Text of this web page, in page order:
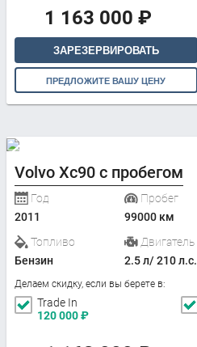
1 163 000 ₽
ЗАРЕЗЕРВИРОВАТЬ
ПРЕДЛОЖИТЕ ВАШУ ЦЕНУ
Volvo Xc90 с пробегом
Год
2011
Пробег
99000 км
Топливо
Бензин
Двигатель
2.5 л/ 210 л.с.
Делаем скидку, если вы берете в:
Trade In
120 000₽